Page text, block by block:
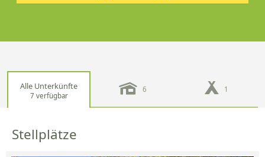
Alle Unterkünfte
7 verfügbar
6 1
Stellplätze